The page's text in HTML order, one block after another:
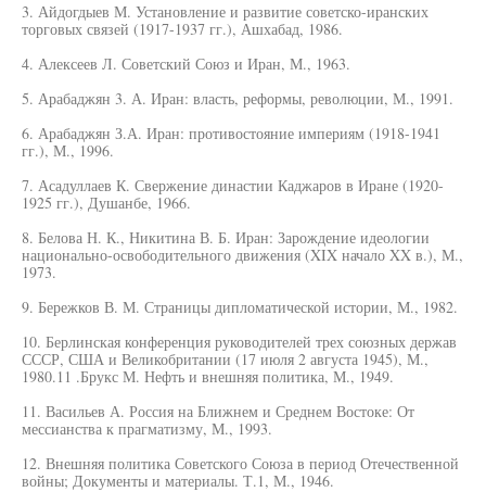
3. Айдогдыев М. Установление и развитие советско-иранских
торговых связей (1917-1937 гг.), Ашхабад, 1986.
4. Алексеев Л. Советский Союз и Иран, М., 1963.
5. Арабаджян 3. А. Иран: власть, реформы, революции, М., 1991.
6. Арабаджян З.А. Иран: противостояние империям (1918-1941
гг.), М., 1996.
7. Асадуллаев К. Свержение династии Каджаров в Иране (1920-
1925 гг.), Душанбе, 1966.
8. Белова Н. К., Никитина В. Б. Иран: Зарождение идеологии
национально-освободительного движения (XIX начало XX в.), М.,
1973.
9. Бережков В. М. Страницы дипломатической истории, М., 1982.
10. Берлинская конференция руководителей трех союзных держав
СССР, США и Великобритании (17 июля 2 августа 1945), М.,
1980.11 .Брукс М. Нефть и внешняя политика, М., 1949.
11. Васильев А. Россия на Ближнем и Среднем Востоке: От
мессианства к прагматизму, М., 1993.
12. Внешняя политика Советского Союза в период Отечественной
войны; Документы и материалы. Т.1, М., 1946.